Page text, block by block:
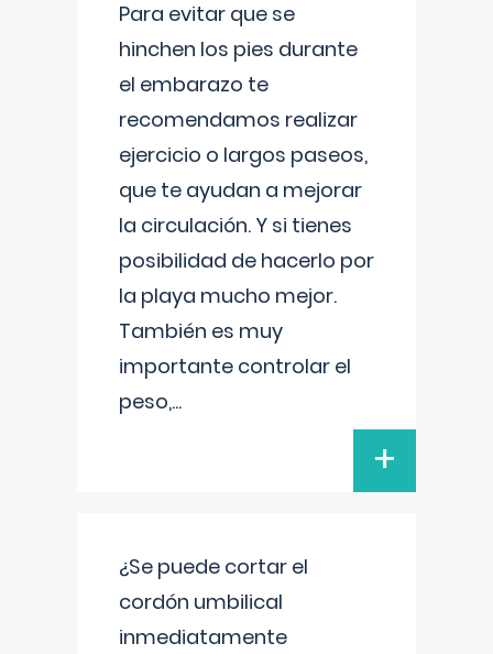
Para evitar que se
hinchen los pies durante
el embarazo te
recomendamos realizar
ejercicio o largos paseos,
que te ayudan a mejorar
la circulación. Y si tienes
posibilidad de hacerlo por
la playa mucho mejor.
También es muy
importante controlar el
peso,...
+
¿Se puede cortar el
cordón umbilical
inmediatamente